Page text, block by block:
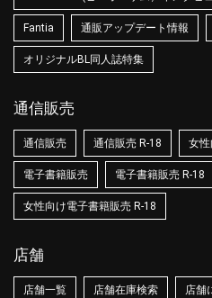
Fantia 通販アップデート情報
オリジナルBL同人誌特集
通信販売
通信販売 通信販売 R-18 女性
電子書籍販売 電子書籍販売 R-18
女性向け電子書籍販売 R-18
店舗
店舗一覧 店舗在庫検索 店舗